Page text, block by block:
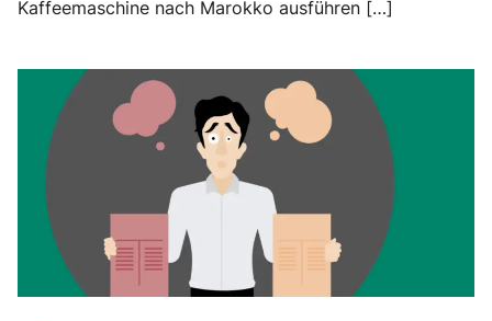
Kaffeemaschine nach Marokko ausführen […]